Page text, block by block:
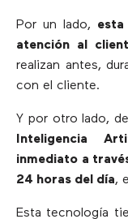
Por un lado,
atención al
realizan antes,
con el cliente.
Y por otro lado,
Inteligencia
inmediato a
24 horas del día,
Esta tecnología